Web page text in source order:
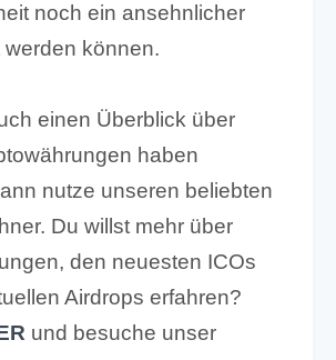
noch ein ansehnlicher
werden können.
einen Überblick über
haben
nutze unseren beliebten
Du willst mehr über
den neuesten ICOs
Airdrops erfahren?
und besuche unser